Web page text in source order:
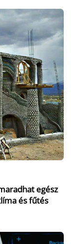
egész
és fűtés